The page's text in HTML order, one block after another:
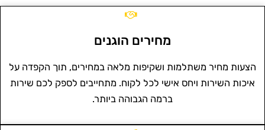
מחירים הוגנים
הצעות מחיר משתלמות ושקיפות מלאה במחירים, תוך הקפדה על
איכות השירות ויחס אישי לכל לקוח. מתחייבים לספק לכם שירות
ברמה הגבוהה ביותר.